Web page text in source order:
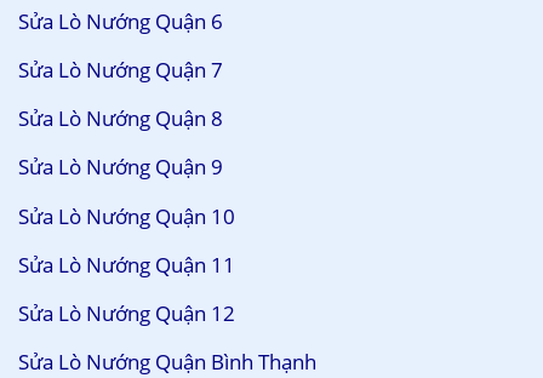
Sửa Lò Nướng Quận 6
Sửa Lò Nướng Quận 7
Sửa Lò Nướng Quận 8
Sửa Lò Nướng Quận 9
Sửa Lò Nướng Quận 10
Sửa Lò Nướng Quận 11
Sửa Lò Nướng Quận 12
Sửa Lò Nướng Quận Bình Thạnh